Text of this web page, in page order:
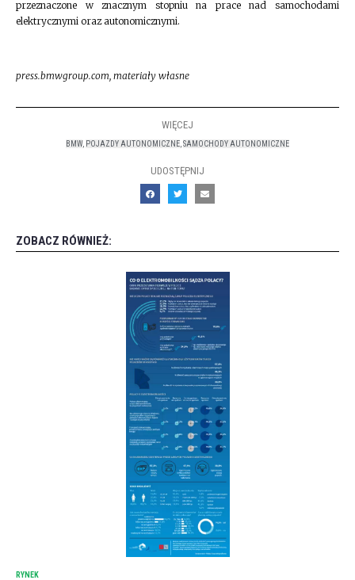
przeznaczone w znacznym stopniu na prace nad samochodami
elektrycznymi oraz autonomicznymi.
press.bmwgroup.com, materiały własne
WIĘCEJ
BMW, POJAZDY AUTONOMICZNE,SAMOCHODY AUTONOMICZNE
UDOSTĘPNIJ
ZOBACZ RÓWNIEŻ:
RYNEK